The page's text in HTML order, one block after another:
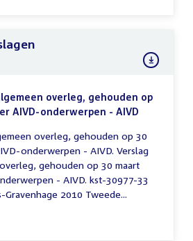
overleg, gehouden op
AIVD-onderwerpen - AIVD
overleg, gehouden op 30
onderwerpen - AIVD. Verslag
gehouden op 30 maart
- AIVD. kst-30977-33
Gravenhage 2010 Tweede...